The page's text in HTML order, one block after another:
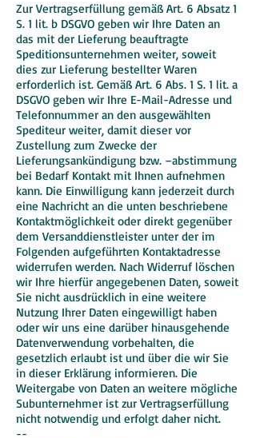
Zur Vertragserfüllung gemäß Art. 6 Absatz 1
S. 1 lit. b DSGVO geben wir Ihre Daten an
das mit der Lieferung beauftragte
Speditionsunternehmen weiter, soweit
dies zur Lieferung bestellter Waren
erforderlich ist. Gemäß Art. 6 Abs. 1 S. 1 lit. a
DSGVO geben wir Ihre E-Mail-Adresse und
Telefonnummer an den ausgewählten
Spediteur weiter, damit dieser vor
Zustellung zum Zwecke der
Lieferungsankündigung bzw. –abstimmung
bei Bedarf Kontakt mit Ihnen aufnehmen
kann. Die Einwilligung kann jederzeit durch
eine Nachricht an die unten beschriebene
Kontaktmöglichkeit oder direkt gegenüber
dem Versanddienstleister unter der im
Folgenden aufgeführten Kontaktadresse
widerrufen werden. Nach Widerruf löschen
wir Ihre hierfür angegebenen Daten, soweit
Sie nicht ausdrücklich in eine weitere
Nutzung Ihrer Daten eingewilligt haben
oder wir uns eine darüber hinausgehende
Datenverwendung vorbehalten, die
gesetzlich erlaubt ist und über die wir Sie
in dieser Erklärung informieren. Die
Weitergabe von Daten an weitere mögliche
Subunternehmer ist zur Vertragserfüllung
nicht notwendig und erfolgt daher nicht.
--